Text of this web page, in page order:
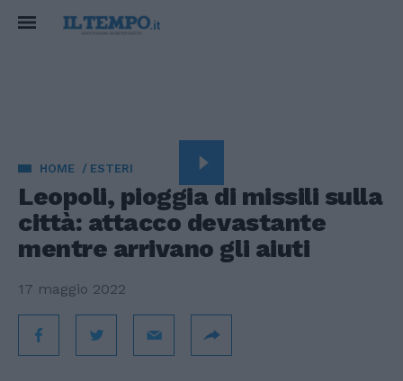
HOME ESTERI
Leopoli, pioggia di missili sulla
città: attacco devastante
mentre arrivano gli aiuti
17 maggio 2022